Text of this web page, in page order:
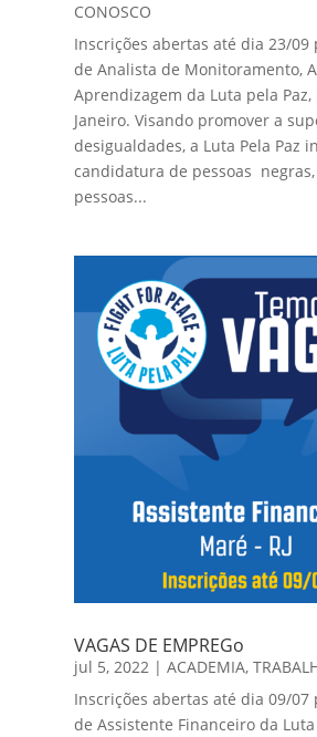
CONOSCO
Inscrições abertas até dia 23/09
de Analista de Monitoramento,
Aprendizagem da Luta pela Paz,
Janeiro. Visando promover a
desigualdades, a Luta Pela Paz
candidatura de pessoas
pessoas...
VAGAS DE EMPREGo
jul 5, 2022 |ACADEMIA,
Inscrições abertas até dia 09/07
de Assistente Financeiro da